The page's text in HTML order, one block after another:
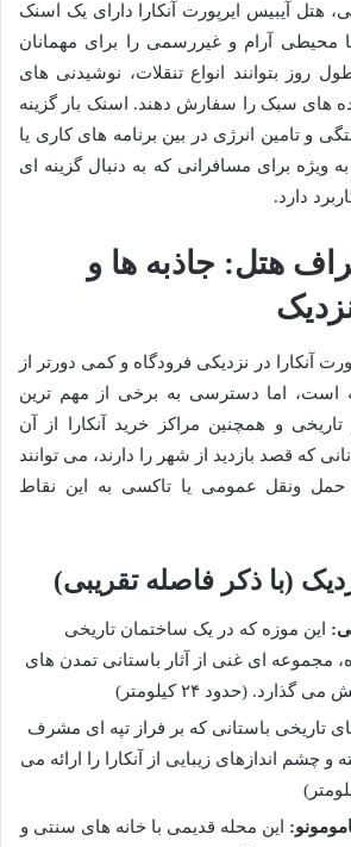
هتل آیبیس ایرپورت آنکارا دارای یک اسنک
محیطی آرام و غیررسمی را برای مهمانان
روز بتوانند انواع تنقلات، نوشیدنی های
های سبک را سفارش دهند. اسنک بار گزینه
و تامین انرژی در بین برنامه های کاری یا
ویژه برای مسافرانی که به دنبال گزینه ای
دارد.
هتل: جاذبه ها و
آنکارا در نزدیکی فرودگاه و کمی دورتر از
است، اما دسترسی به برخی از مهم ترین
و همچنین مراکز خرید آنکارا از آن
که قصد بازدید از شهر را دارند، می توانند
حمل ونقل عمومی یا تاکسی به این نقاط
(با ذکر فاصله تقریبی)
این موزه که در یک ساختمان تاریخی
مجموعه ای غنی از آثار باستانی تمدن های
گذارد. (حدود ۲۴ کیلومتر)
تاریخی باستانی که بر فراز تپه ای مشرف
و چشم اندازهای زیبایی از آنکارا را ارائه می
این محله قدیمی با خانه های سنتی و